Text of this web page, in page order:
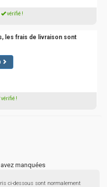
vérifié !
les frais de livraison sont
vérifié !
manquées
ci-dessous sont normalement